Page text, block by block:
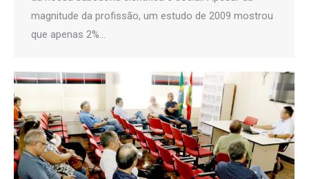
magnitude da profissão, um estudo de 2009 mostrou
que apenas 2%…